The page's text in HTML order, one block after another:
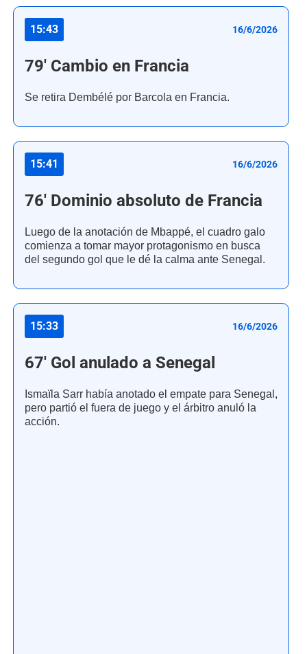
15:43 16/6/2026
79' Cambio en Francia
Se retira Dembélé por Barcola en Francia.
15:41 16/6/2026
76' Dominio absoluto de Francia
Luego de la anotación de Mbappé, el cuadro galo
comienza a tomar mayor protagonismo en busca
del segundo gol que le dé la calma ante Senegal.
15:33 16/6/2026
67' Gol anulado a Senegal
Ismaïla Sarr había anotado el empate para Senegal,
pero partió el fuera de juego y el árbitro anuló la
acción.